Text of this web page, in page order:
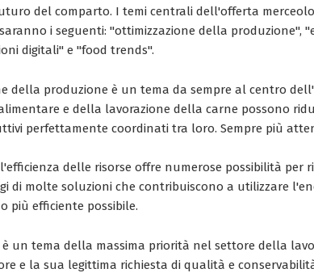
del comparto. I temi centrali dell'offerta
i seguenti: "ottimizzazione della produzione",
digitali" e "food trends".
della produzione è un tema da sempre al centro
e della lavorazione della carne possono
perfettamente coordinati tra loro. Sempre più
delle risorse offre numerose possibilità per
di molte soluzioni che contribuiscono a utilizzare
più efficiente possibile.
è un tema della massima priorità nel settore della
e la sua legittima richiesta di qualità e